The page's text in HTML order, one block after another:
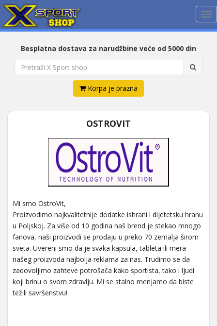
Besplatna dostava za narudžbine veće od 5000 din
Korpa je prazna
OSTROVIT
Mi smo OstroVit,
Proizvodimo najkvalitetnije dodatke ishrani i dijetetsku hranu
u Poljskoj. Za više od 10 godina naš brend je stekao mnogo
fanova, naši proizvodi se prodaju u preko 70 zemalja širom
sveta. Uvereni smo da je svaka kapsula, tableta ili mera
našeg proizvoda najbolja reklama za nas. Trudimo se da
zadovoljimo zahteve potrošača kako sportista, tako i ljudi
koji brinu o svom zdravlju. Mi se stalno menjamo da biste
težili savršenstvu!